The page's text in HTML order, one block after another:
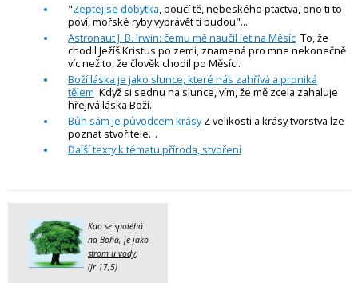
"Zeptej se dobytka, poučí tě, nebeského ptactva, ono ti to
poví, mořské ryby vyprávět ti budou"...
Astronaut J. B. Irwin: čemu mě naučil let na Měsíc To, že
chodil Ježíš Kristus po zemi, znamená pro mne nekonečně
víc než to, že člověk chodil po Měsíci.
Boží láska je jako slunce, které nás zahřívá a proniká
tělem Když si sednu na slunce, vím, že mě zcela zahaluje
hřejivá láska Boží.
Bůh sám je původcem krásyZ velikosti a krásy tvorstva lze
poznat stvořitele…
Další texty k tématu příroda, stvoření
Kdo se spoléhá
na Boha, je jako
strom u vody
(Jr 17,5)